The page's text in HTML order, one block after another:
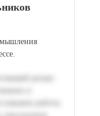
мышления